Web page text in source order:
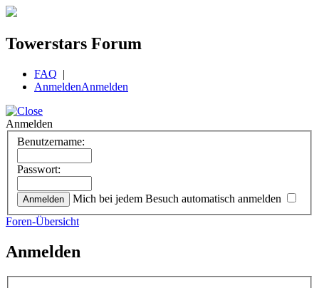
Towerstars Forum
FAQ |
AnmeldenAnmelden
Anmelden
Benutzername:
Passwort:
Mich bei jedem Besuch automatisch anmelden
Foren-Übersicht
Anmelden